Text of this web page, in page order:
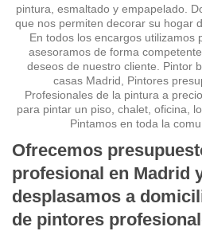
pintura, esmaltado y empapelado.
que nos permiten decorar su hogar
En todos los encargos utilizamos
asesoramos de forma
deseos de nuestro cliente. Pintor
casas Madrid, Pintores
Profesionales de la pintura a
para pintar un piso, chalet, oficina,
Pintamos en toda la
Ofrecemos
profesional en Madrid
desplasamos a
de pintores